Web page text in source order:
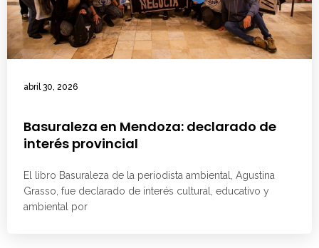
abril 30, 2026
Basuraleza en Mendoza: declarado de
interés provincial
El libro Basuraleza de la periodista ambiental, Agustina
Grasso, fue declarado de interés cultural, educativo y
ambiental por